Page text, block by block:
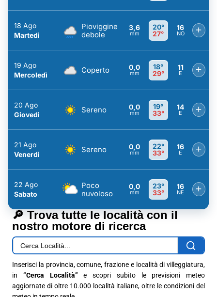
18 Ago
Martedì
Pioviggine
debole
3,6
mm
20°
27°
16
NO +
19 Ago
Mercoledì
Coperto 0,0
mm
18°
29°
11
E +
20 Ago
Giovedì
Sereno 0,0
mm
19°
33°
14
E +
21 Ago
Venerdì
Sereno 0,0
mm
22°
33°
16
E +
22 Ago
Sabato
Poco
nuvoloso
0,0
mm
23°
33°
16
NE +
🔎 Trova tutte le località con il
nostro motore di ricerca
Inserisci la provincia, comune, frazione e località di villeggiatura,
in “Cerca Località” e scopri subito le previsioni meteo
aggiornate di oltre 10.000 località italiane, oltre le condizioni del